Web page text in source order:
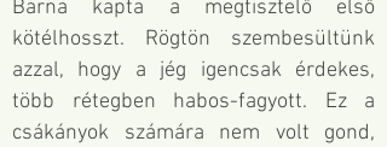
Barna kapta a megtisztelő első
kötélhosszt. Rögtön szembesültünk
azzal, hogy a jég igencsak érdekes,
több rétegben habos-fagyott. Ez a
csákányok számára nem volt gond,